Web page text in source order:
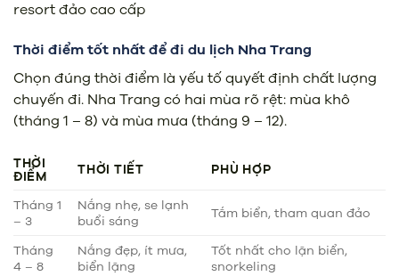
resort đảo cao cấp
Thời điểm tốt nhất để đi du lịch Nha Trang
Chọn đúng thời điểm là yếu tố quyết định chất lượng
chuyến đi. Nha Trang có hai mùa rõ rệt: mùa khô
(tháng 1 – 8) và mùa mưa (tháng 9 – 12).
THỜI
ĐIỂM
THỜI TIẾT PHÙ HỢP
Tháng 1
– 3
Nắng nhẹ, se lạnh
buổi sáng
Tắm biển, tham quan đảo
Tháng
4 – 8
Nắng đẹp, ít mưa,
biển lặng
Tốt nhất cho lặn biển,
snorkeling